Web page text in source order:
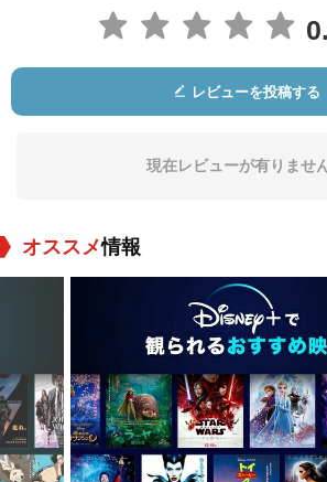
レビューを投稿する
現在レビューが有りません
オススメ情報